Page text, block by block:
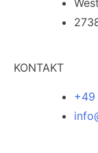
KONTAKT
+49